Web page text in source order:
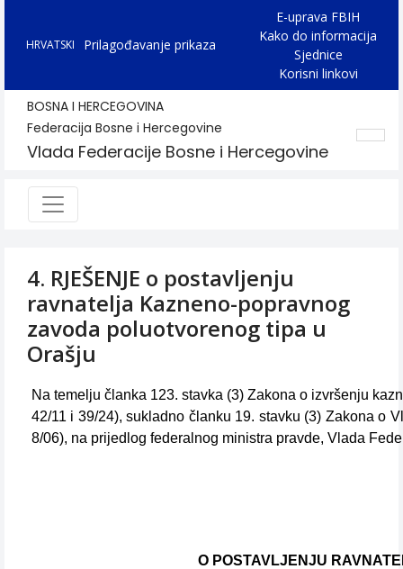
HRVATSKI Prilagođavanje prikaza
E-uprava FBIH
Kako do informacija
Sjednice
Korisni linkovi
BOSNA I HERCEGOVINA
Federacija Bosne i Hercegovine
Vlada Federacije Bosne i Hercegovine
4. RJEŠENJE o postavljenju
ravnatelja Kazneno-popravnog
zavoda poluotvorenog tipa u
Orašju
Na temelju članka 123. stavka (3) Zakona o izvršenju
42/11 i 39/24), sukladno članku 19. stavku (3) Zakona o
8/06), na prijedlog federalnog ministra pravde, Vlada
O POSTAVLJENJU